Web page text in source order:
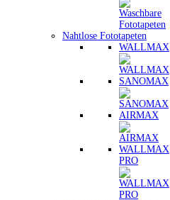
Nahtlose Fototapeten
WALLMAX
SANOMAX
AIRMAX
WALLMAX
PRO